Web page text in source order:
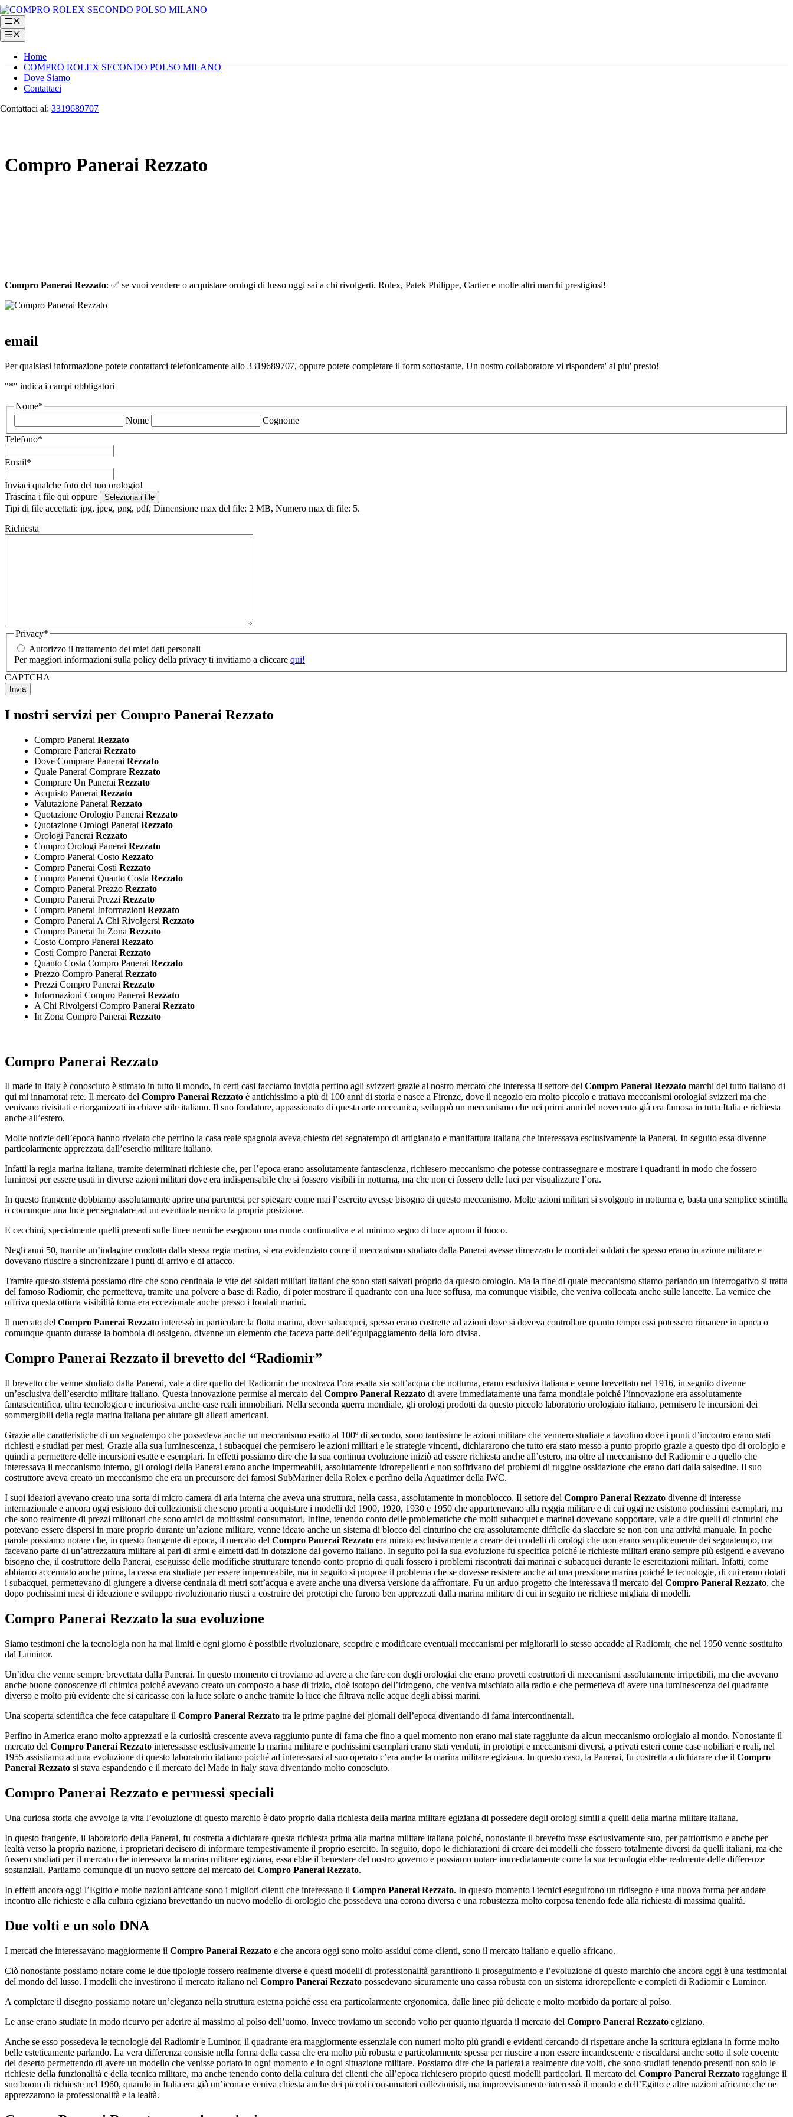
Vai
al
contenuto
Menu
Menu
Home
COMPRO ROLEX SECONDO POLSO MILANO
Dove Siamo
Contattaci
Contattaci al: 3319689707
Compro Panerai Rezzato
Compro Panerai Rezzato: ✅ se vuoi vendere o acquistare orologi di lusso oggi sai a chi rivolgerti. Rolex, Patek Philippe, Cartier e molte altri marchi prestigiosi!
email
Per qualsiasi informazione potete contattarci telefonicamente allo 3319689707, oppure potete completare il form sottostante, Un nostro collaboratore vi rispondera' al piu' presto!
"*" indica i campi obbligatori
Nome*
Nome
Cognome
Telefono*
Email*
Inviaci qualche foto del tuo orologio!
Trascina i file qui oppure
Seleziona i file
Tipi di file accettati: jpg, jpeg, png, pdf, Dimensione max del file: 2 MB, Numero max di file: 5.
Richiesta
Privacy*
Autorizzo il trattamento dei miei dati personali
Per maggiori informazioni sulla policy della privacy ti invitiamo a cliccare qui!
CAPTCHA
I nostri servizi per Compro Panerai Rezzato
Compro Panerai Rezzato
Comprare Panerai Rezzato
Dove Comprare Panerai Rezzato
Quale Panerai Comprare Rezzato
Comprare Un Panerai Rezzato
Acquisto Panerai Rezzato
Valutazione Panerai Rezzato
Quotazione Orologio Panerai Rezzato
Quotazione Orologi Panerai Rezzato
Orologi Panerai Rezzato
Compro Orologi Panerai Rezzato
Compro Panerai Costo Rezzato
Compro Panerai Costi Rezzato
Compro Panerai Quanto Costa Rezzato
Compro Panerai Prezzo Rezzato
Compro Panerai Prezzi Rezzato
Compro Panerai Informazioni Rezzato
Compro Panerai A Chi Rivolgersi Rezzato
Compro Panerai In Zona Rezzato
Costo Compro Panerai Rezzato
Costi Compro Panerai Rezzato
Quanto Costa Compro Panerai Rezzato
Prezzo Compro Panerai Rezzato
Prezzi Compro Panerai Rezzato
Informazioni Compro Panerai Rezzato
A Chi Rivolgersi Compro Panerai Rezzato
In Zona Compro Panerai Rezzato
Compro Panerai Rezzato
Il made in Italy è conosciuto è stimato in tutto il mondo, in certi casi facciamo invidia perfino agli svizzeri grazie al nostro mercato che interessa il settore del Compro Panerai Rezzato marchi del tutto italiano di
qui mi innamorai rete. Il mercato del Compro Panerai Rezzato è antichissimo a più di 100 anni di storia e nasce a Firenze, dove il negozio era molto piccolo e trattava meccanismi orologiai svizzeri ma che
venivano rivisitati e riorganizzati in chiave stile italiano. Il suo fondatore, appassionato di questa arte meccanica, sviluppò un meccanismo che nei primi anni del novecento già era famosa in tutta Italia e richiesta
anche all’estero.
Molte notizie dell’epoca hanno rivelato che perfino la casa reale spagnola aveva chiesto dei segnatempo di artigianato e manifattura italiana che interessava esclusivamente la Panerai. In seguito essa divenne
particolarmente apprezzata dall’esercito militare italiano.
Infatti la regia marina italiana, tramite determinati richieste che, per l’epoca erano assolutamente fantascienza, richiesero meccanismo che potesse contrassegnare e mostrare i quadranti in modo che fossero
luminosi per essere usati in diverse azioni militari dove era indispensabile che si fossero visibili in notturna, ma che non ci fossero delle luci per visualizzare l’ora.
In questo frangente dobbiamo assolutamente aprire una parentesi per spiegare come mai l’esercito avesse bisogno di questo meccanismo. Molte azioni militari si svolgono in notturna e, basta una semplice scintilla
o comunque una luce per segnalare ad un eventuale nemico la propria posizione.
E cecchini, specialmente quelli presenti sulle linee nemiche eseguono una ronda continuativa e al minimo segno di luce aprono il fuoco.
Negli anni 50, tramite un’indagine condotta dalla stessa regia marina, si era evidenziato come il meccanismo studiato dalla Panerai avesse dimezzato le morti dei soldati che spesso erano in azione militare e
dovevano riuscire a sincronizzare i punti di arrivo e di attacco.
Tramite questo sistema possiamo dire che sono centinaia le vite dei soldati militari italiani che sono stati salvati proprio da questo orologio. Ma la fine di quale meccanismo stiamo parlando un interrogativo si tratta
del famoso Radiomir, che permetteva, tramite una polvere a base di Radio, di poter mostrare il quadrante con una luce soffusa, ma comunque visibile, che veniva collocata anche sulle lancette. La vernice che
offriva questa ottima visibilità torna era eccezionale anche presso i fondali marini.
Il mercato del Compro Panerai Rezzato interessò in particolare la flotta marina, dove subacquei, spesso erano costrette ad azioni dove si doveva controllare quanto tempo essi potessero rimanere in apnea o
comunque quanto durasse la bombola di ossigeno, divenne un elemento che faceva parte dell’equipaggiamento della loro divisa.
Compro Panerai Rezzato il brevetto del “Radiomir”
Il brevetto che venne studiato dalla Panerai, vale a dire quello del Radiomir che mostrava l’ora esatta sia sott’acqua che notturna, erano esclusiva italiana e venne brevettato nel 1916, in seguito divenne
un’esclusiva dell’esercito militare italiano. Questa innovazione permise al mercato del Compro Panerai Rezzato di avere immediatamente una fama mondiale poiché l’innovazione era assolutamente
fantascientifica, ultra tecnologica e incuriosiva anche case reali immobiliari. Nella seconda guerra mondiale, gli orologi prodotti da questo piccolo laboratorio orologiaio italiano, permisero le incursioni dei
sommergibili della regia marina italiana per aiutare gli alleati americani.
Grazie alle caratteristiche di un segnatempo che possedeva anche un meccanismo esatto al 100º di secondo, sono tantissime le azioni militare che vennero studiate a tavolino dove i punti d’incontro erano stati
richiesti e studiati per mesi. Grazie alla sua luminescenza, i subacquei che permisero le azioni militari e le strategie vincenti, dichiararono che tutto era stato messo a punto proprio grazie a questo tipo di orologio e
quindi a permettere delle incursioni esatte e esemplari. In effetti possiamo dire che la sua continua evoluzione iniziò ad essere richiesta anche all’estero, ma oltre al meccanismo del Radiomir e a quello che
interessava il meccanismo interno, gli orologi della Panerai erano anche impermeabili, assolutamente idrorepellenti e non soffrivano dei problemi di ruggine ossidazione che erano dati dalla salsedine. Il suo
costruttore aveva creato un meccanismo che era un precursore dei famosi SubMariner della Rolex e perfino della Aquatimer della IWC.
I suoi ideatori avevano creato una sorta di micro camera di aria interna che aveva una struttura, nella cassa, assolutamente in monoblocco. Il settore del Compro Panerai Rezzato divenne di interesse
internazionale e ancora oggi esistono dei collezionisti che sono pronti a acquistare i modelli del 1900, 1920, 1930 e 1950 che appartenevano alla reggia militare e di cui oggi ne esistono pochissimi esemplari, ma
che sono realmente di prezzi milionari che sono amici da moltissimi consumatori. Infine, tenendo conto delle problematiche che molti subacquei e marinai dovevano sopportare, vale a dire quelli di cinturini che
potevano essere dispersi in mare proprio durante un’azione militare, venne ideato anche un sistema di blocco del cinturino che era assolutamente difficile da slacciare se non con una attività manuale. In poche
parole possiamo notare che, in questo frangente di epoca, il mercato del Compro Panerai Rezzato era mirato esclusivamente a creare dei modelli di orologi che non erano semplicemente dei segnatempo, ma
facevano parte di un’attrezzatura militare al pari di armi e elmetti dati in dotazione dal governo italiano. In seguito poi la sua evoluzione fu specifica poiché le richieste militari erano sempre più esigenti e avevano
bisogno che, il costruttore della Panerai, eseguisse delle modifiche strutturare tenendo conto proprio di quali fossero i problemi riscontrati dai marinai e subacquei durante le esercitazioni militari. Infatti, come
abbiamo accennato anche prima, la cassa era studiate per essere impermeabile, ma in seguito si propose il problema che se dovesse resistere anche ad una pressione marina poiché le tecnologie, di cui erano dotati
i subacquei, permettevano di giungere a diverse centinaia di metri sott’acqua e avere anche una diversa versione da affrontare. Fu un arduo progetto che interessava il mercato del Compro Panerai Rezzato, che
dopo pochissimi mesi di ideazione e sviluppo rivoluzionario riuscì a costruire dei prototipi che furono ben apprezzati dalla marina militare di cui in seguito ne richiese migliaia di modelli.
Compro Panerai Rezzato la sua evoluzione
Siamo testimoni che la tecnologia non ha mai limiti e ogni giorno è possibile rivoluzionare, scoprire e modificare eventuali meccanismi per migliorarli lo stesso accadde al Radiomir, che nel 1950 venne sostituito
dal Luminor.
Un’idea che venne sempre brevettata dalla Panerai. In questo momento ci troviamo ad avere a che fare con degli orologiai che erano provetti costruttori di meccanismi assolutamente irripetibili, ma che avevano
anche buone conoscenze di chimica poiché avevano creato un composto a base di trizio, cioè isotopo dell’idrogeno, che veniva mischiato alla radio e che permetteva di avere una luminescenza del quadrante
diverso e molto più evidente che si caricasse con la luce solare o anche tramite la luce che filtrava nelle acque degli abissi marini.
Una scoperta scientifica che fece catapultare il Compro Panerai Rezzato tra le prime pagine dei giornali dell’epoca diventando di fama intercontinentali.
Perfino in America erano molto apprezzati e la curiosità crescente aveva raggiunto punte di fama che fino a quel momento non erano mai state raggiunte da alcun meccanismo orologiaio al mondo. Nonostante il
mercato del Compro Panerai Rezzato interessasse esclusivamente la marina militare e pochissimi esemplari erano stati venduti, in prototipi e meccanismi diversi, a privati esteri come case nobiliari e reali, nel
1955 assistiamo ad una evoluzione di questo laboratorio italiano poiché ad interessarsi al suo operato c’era anche la marina militare egiziana. In questo caso, la Panerai, fu costretta a dichiarare che il Compro
Panerai Rezzato si stava espandendo e il mercato del Made in italy stava diventando molto conosciuto.
Compro Panerai Rezzato e permessi speciali
Una curiosa storia che avvolge la vita l’evoluzione di questo marchio è dato proprio dalla richiesta della marina militare egiziana di possedere degli orologi simili a quelli della marina militare italiana.
In questo frangente, il laboratorio della Panerai, fu costretta a dichiarare questa richiesta prima alla marina militare italiana poiché, nonostante il brevetto fosse esclusivamente suo, per patriottismo e anche per
lealtà verso la propria nazione, i proprietari decisero di informare tempestivamente il proprio esercito. In seguito, dopo le dichiarazioni di creare dei modelli che fossero totalmente diversi da quelli italiani, ma che
fossero studiati per il mercato che interessava la marina militare egiziana, essa ebbe il benestare del nostro governo e possiamo notare immediatamente come la sua tecnologia ebbe realmente delle differenze
sostanziali. Parliamo comunque di un nuovo settore del mercato del Compro Panerai Rezzato.
In effetti ancora oggi l’Egitto e molte nazioni africane sono i migliori clienti che interessano il Compro Panerai Rezzato. In questo momento i tecnici eseguirono un ridisegno e una nuova forma per andare
incontro alle richieste e alla cultura egiziana brevettando un nuovo modello di orologio che possedeva una corona diversa e una robustezza molto corposa tenendo fede alla richiesta di massima qualità.
Due volti e un solo DNA
I mercati che interessavano maggiormente il Compro Panerai Rezzato e che ancora oggi sono molto assidui come clienti, sono il mercato italiano e quello africano.
Ciò nonostante possiamo notare come le due tipologie fossero realmente diverse e questi modelli di professionalità garantirono il proseguimento e l’evoluzione di questo marchio che ancora oggi è una testimonial
del mondo del lusso. I modelli che investirono il mercato italiano nel Compro Panerai Rezzato possedevano sicuramente una cassa robusta con un sistema idrorepellente e completi di Radiomir e Luminor.
A completare il disegno possiamo notare un’eleganza nella struttura esterna poiché essa era particolarmente ergonomica, dalle linee più delicate e molto morbido da portare al polso.
Le anse erano studiate in modo ricurvo per aderire al massimo al polso dell’uomo. Invece troviamo un secondo volto per quanto riguarda il mercato del Compro Panerai Rezzato egiziano.
Anche se esso possedeva le tecnologie del Radiomir e Luminor, il quadrante era maggiormente essenziale con numeri molto più grandi e evidenti cercando di rispettare anche la scrittura egiziana in forme molto
belle esteticamente parlando. La vera differenza consiste nella forma della cassa che era molto più robusta e particolarmente spessa per riuscire a non essere incandescente e riscaldarsi anche sotto il sole cocente
del deserto permettendo di avere un modello che venisse portato in ogni momento e in ogni situazione militare. Possiamo dire che la parlerai a realmente due volti, che sono studiati tenendo presenti non solo le
richieste della funzionalità e della tecnica militare, ma anche tenendo conto della cultura dei clienti che all’epoca richiesero proprio questi modelli particolari. Il mercato del Compro Panerai Rezzato raggiunge il
suo boom di richieste nel 1960, quando in Italia era già un’icona e veniva chiesta anche dei piccoli consumatori collezionisti, ma improvvisamente interessò il mondo e dell’Egitto e altre nazioni africane che ne
apprezzarono la professionalità e la lealtà.